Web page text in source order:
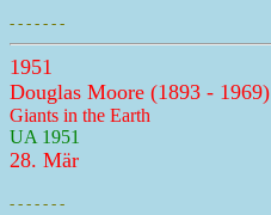
- - - - - - -
1951
Douglas Moore (1893 - 1969)
Giants in the Earth
UA 1951
28. Mär
- - - - - - -